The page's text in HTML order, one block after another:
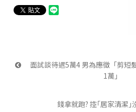
面試談待遇5萬4 男為應徵「剪短
1萬」
錢拿就跑? 控｢居家清潔